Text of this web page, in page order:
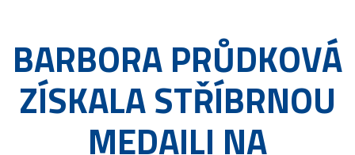
BARBORA PRŮDKOVÁ
ZÍSKALA STŘÍBRNOU
MEDAILI NA